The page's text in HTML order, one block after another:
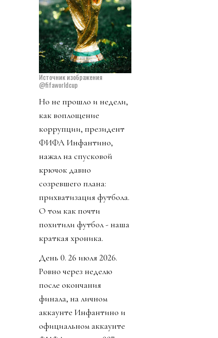
Источник изображения
@fifaworldcup
Но не прошло и недели,
как воплощение
коррупции, президент
ФИФА Инфантино,
нажал на спусковой
крючок давно
созревшего плана:
прихватизация футбола.
О том как почти
похитили футбол - наша
краткая хроника.
День 0. 26 июля 2026.
Ровно через неделю
после окончания
финала, на личном
аккаунте Инфантино и
официальном аккаунте